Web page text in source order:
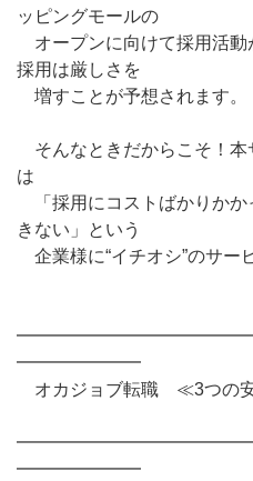
ッピングモールの
オープンに向けて採用活動
採用は厳しさを
増すことが予想されます。
そんなときだからこそ！本
は
「採用にコストばかりかか
きない」という
企業様に“イチオシ”のサー
━━━━━━━
オカジョブ転職 ≪3つの
━━━━━━━